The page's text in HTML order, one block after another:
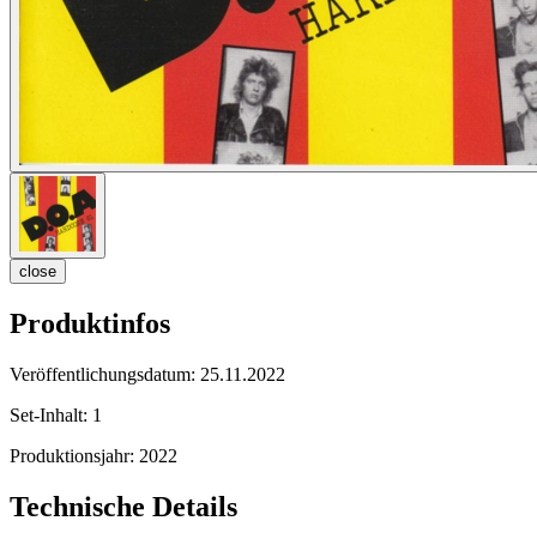
close
Produktinfos
Veröffentlichungsdatum: 25.11.2022
Set-Inhalt: 1
Produktionsjahr: 2022
Technische Details